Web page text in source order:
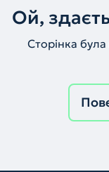
Ой,
Сторінка